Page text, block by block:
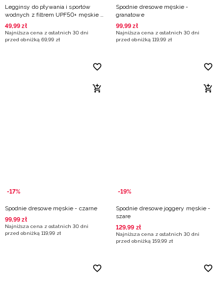
Legginsy do pływania i sportów
wodnych z filtrem UPF50+ męskie -
czarne
49,99 zł
Najniższa cena z ostatnich 30 dni
przed obniżką 69,99 zł
Spodnie dresowe męskie -
granatowe
99,99 zł
Najniższa cena z ostatnich 30 dni
przed obniżką 119,99 zł
-17%
Spodnie dresowe męskie - czarne
99,99 zł
Najniższa cena z ostatnich 30 dni
przed obniżką 119,99 zł
-19%
Spodnie dresowe joggery męskie -
szare
129,99 zł
Najniższa cena z ostatnich 30 dni
przed obniżką 159,99 zł